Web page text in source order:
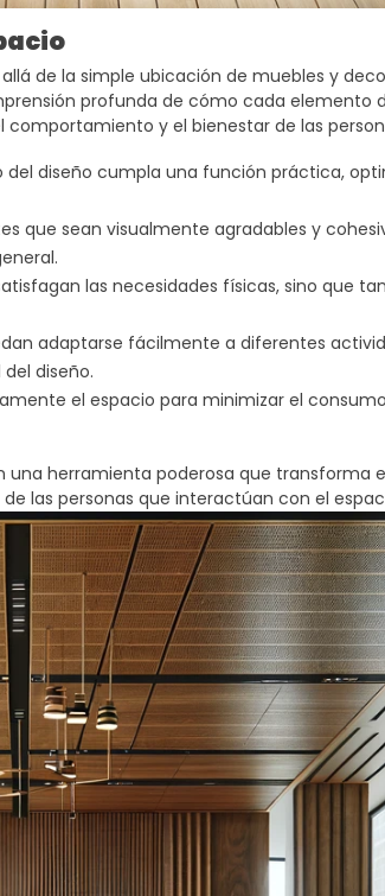
de la simple ubicación de muebles y
profunda de cómo cada elemento
y el bienestar de las
en crear ambientes que no solo sean
Esto implica considerar aspectos
se busca optimizar cada área de manera
de vida de quienes interactúan con
del diseño cumpla una función práctica,
que sean visualmente agradables y
las necesidades físicas, sino que
adaptarse fácilmente a diferentes
diseño.
el espacio para minimizar el
herramienta poderosa que transforma
las personas que interactúan con el